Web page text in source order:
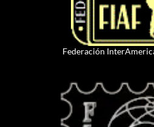
Federación